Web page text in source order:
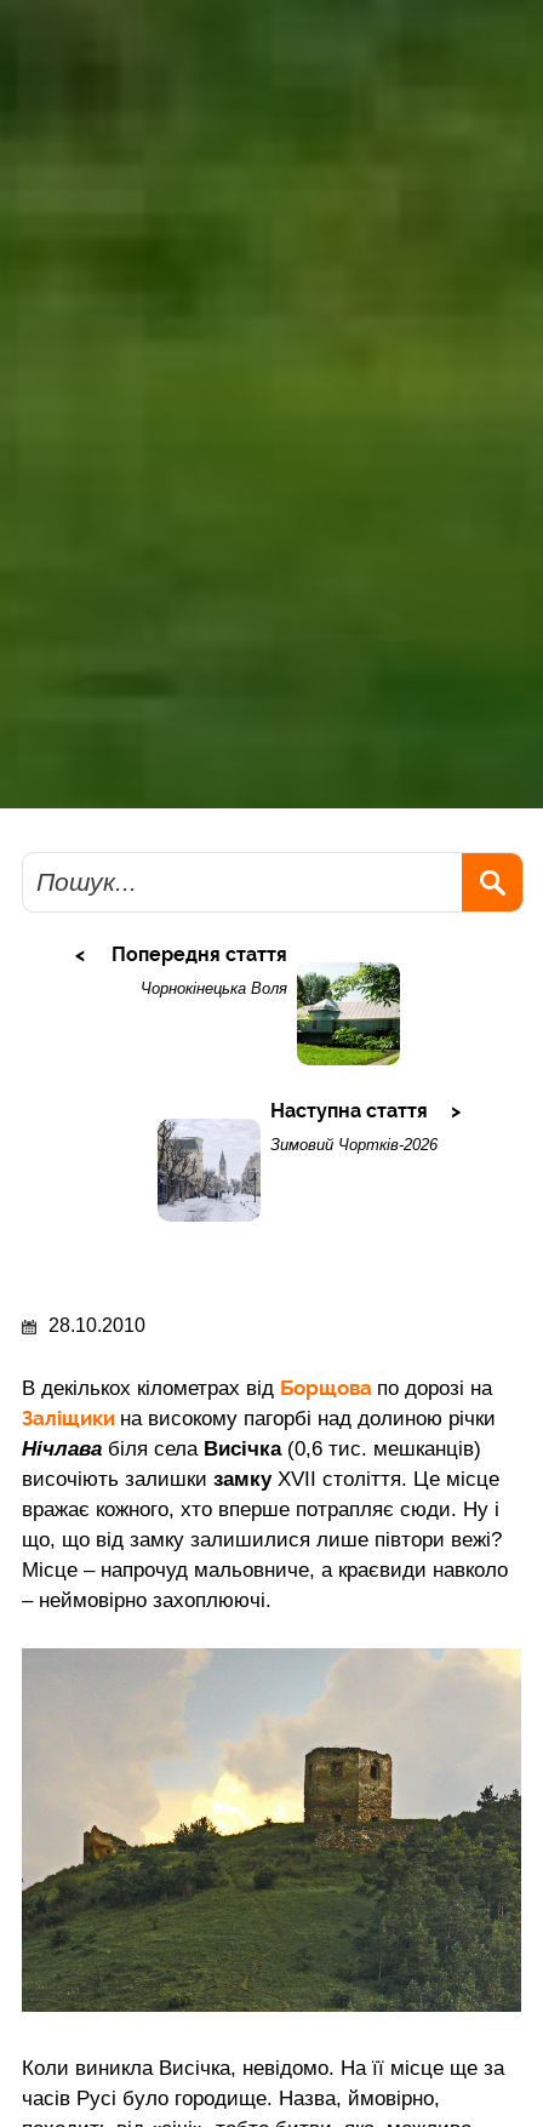
Пошук
Попередня стаття
Чорнокінецька Воля
Наступна стаття
Зимовий Чортків-2026
28.10.2010
В декількох кілометрах від Борщова по дорозі на
Заліщики на високому пагорбі над долиною річки
Нічлава біля села Висічка (0,6 тис. мешканців)
височіють залишки замку XVII століття. Це місце
вражає кожного, хто вперше потрапляє сюди. Ну і
що, що від замку залишилися лише півтори вежі?
Місце – напрочуд мальовниче, а краєвиди навколо
– неймовірно захоплюючі.
Коли виникла Висічка, невідомо. На її місце ще за
часів Русі було городище. Назва, ймовірно,